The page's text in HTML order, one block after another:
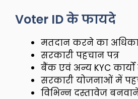
Voter ID के फायदे
मतदान करने का
सरकारी पहचान पत्र
बैंक एवं अन्य KYC
सरकारी योजनाओं में
विभिन्न दस्तावेज